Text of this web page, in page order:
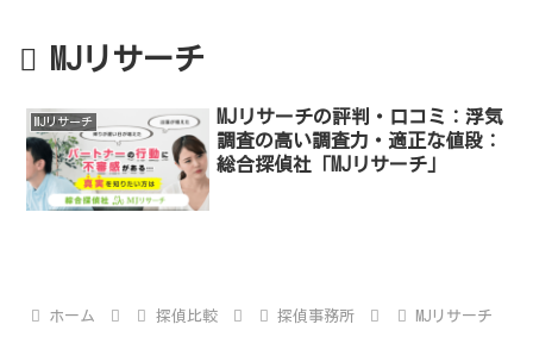
MJリサーチ
MJリサーチ
MJリサーチの評判・口コミ：浮気
調査の高い調査力・適正な値段：
総合探偵社「MJリサーチ」
ホーム 探偵比較 探偵事務所 MJリサーチ